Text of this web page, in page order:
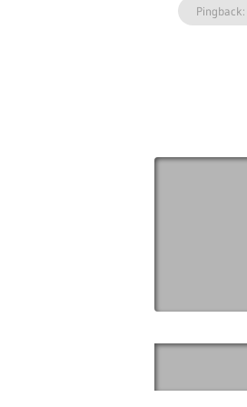
Pingback: